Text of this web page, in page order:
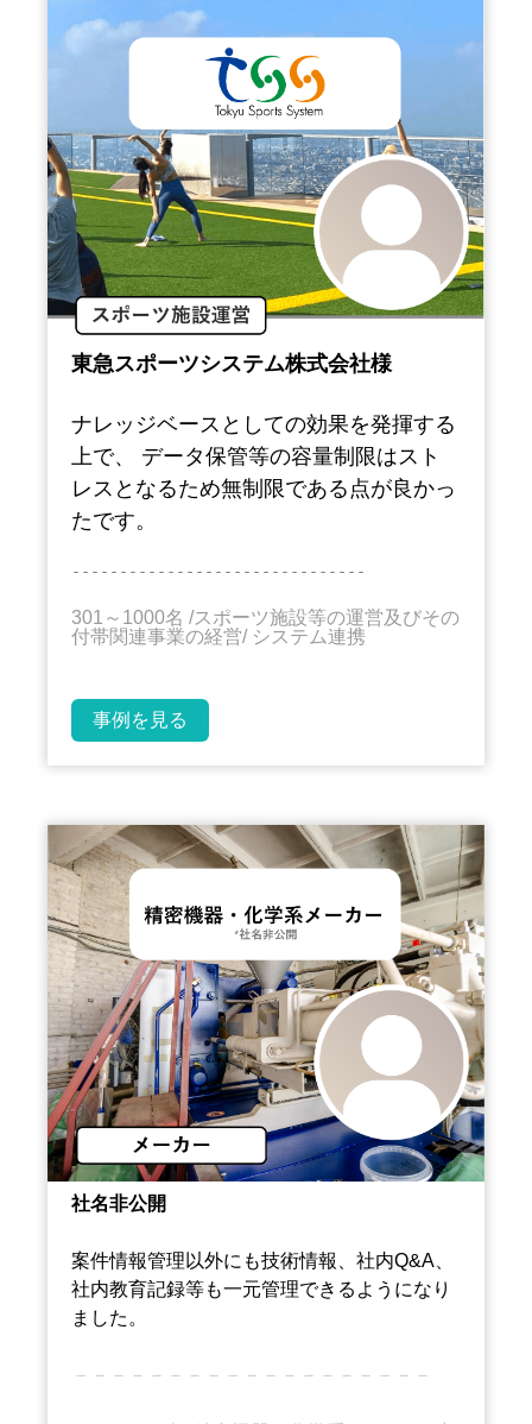
東急スポーツシステム株式会社様
ナレッジベースとしての効果を発揮する
上で、 データ保管等の容量制限はスト
レスとなるため無制限である点が良かっ
たです。
－－－－－－－－－－－－－－－－－－－－－－－－－－－－－－－
301～1000名 /スポーツ施設等の運営及びその
付帯関連事業の経営/ システム連携
事例を見る
社名非公開
案件情報管理以外にも技術情報、社内Q&A、
社内教育記録等も一元管理できるようになり
ました。
－－－－－－－－－－－－－－－－－－－